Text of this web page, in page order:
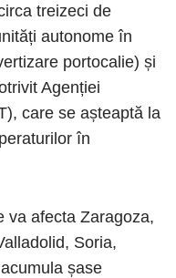
treizeci de
autonome în
portocalie) și
Agenției
care se așteaptă la
în
va afecta Zaragoza,
Soria,
șase